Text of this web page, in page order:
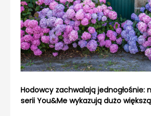
Hodowcy zachwalają jednogłośnie:
serii You&Me wykazują dużo